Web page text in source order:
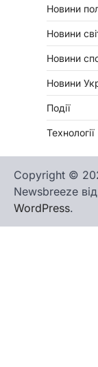
Новини
Новини
Новини
Новини
Події
Технології
Copyright ©
Newsbreeze від
WordPress.